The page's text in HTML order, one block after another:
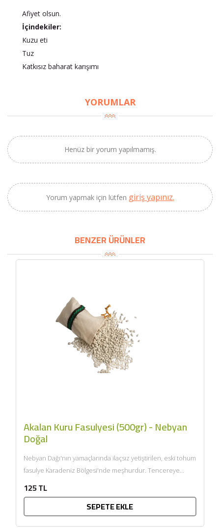
Afiyet olsun.
İçindekiler:
Kuzu eti
Tuz
Katkısız baharat karışımı
YORUMLAR
Henüz bir yorum yapılmamış.
Yorum yapmak için lütfen giriş yapınız.
BENZER ÜRÜNLER
Akalan Kuru Fasulyesi (500gr) - Nebyan
Doğal
Nebyan Dağı'nın yamaçlarında ilaçsız yetiştirilen, eski tohum
fasulye Karadeniz Bölgesi'nde meşhurdur. Tencereye
125 TL
SEPETE EKLE
×
BU HAFTANIN PLANLI İNDİRİMİ
2071,30 TL
Naturel Sızma
Zeytinyağı (5lt, Soğuk
Sıkım) - Bilgem
SEPETE EKLE